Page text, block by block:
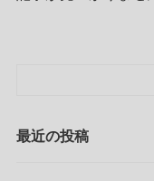
最近の投稿